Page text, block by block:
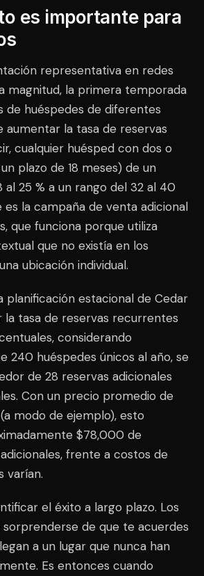
es importante para
representativa en redes
magnitud, la primera temporada
de huéspedes de diferentes
aumentar la tasa de reservas
cualquier huésped con dos o
plazo de 18 meses) de un
al 25 % a un rango del 32 al 40
es la campaña de venta adicional
que funciona porque utiliza
que no existía en los
ubicación individual.
planificación estacional de Cedar
la tasa de reservas recurrentes
considerando
240 huéspedes únicos al año, se
de 28 reservas adicionales
Con un precio promedio de
modo de ejemplo), esto
$78,000 de
frente a costos de
varían.
el éxito a largo plazo. Los
de que te acuerdes
a un lugar que nunca han
Es entonces cuando